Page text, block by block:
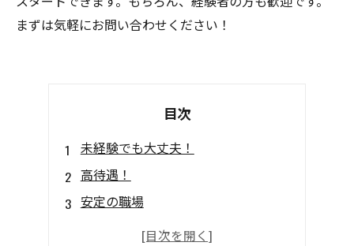
まずは気軽にお問い合わせください！
目次
未経験でも大丈夫！
高待遇！
安定の職場
社員登用あり！